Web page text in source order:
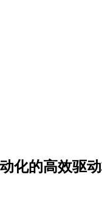
化的高效驱